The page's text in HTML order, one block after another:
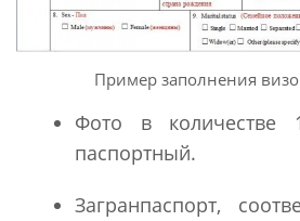
Пример заполнения
Фото в
паспортный.
Загранпаспорт,